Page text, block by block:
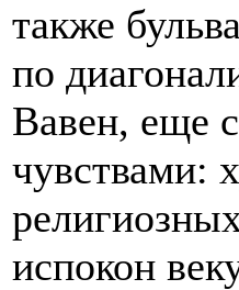
также
по
Вавен, еще
чувствами:
испокон